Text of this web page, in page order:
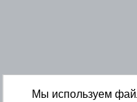
Мы используем